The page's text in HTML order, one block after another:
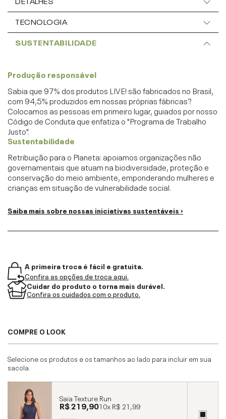
TECNOLOGIA
SUSTENTABILIDADE
Produção responsável
Sabia que 97% dos produtos LIVE! são fabricados no Brasil,
com 94,5% produzidos em nossas próprias fábricas?
Colocamos as pessoas em primeiro lugar, guiados por nosso
Código de Conduta que enfatiza o "Programa de Trabalho
Justo".
Sustentabilidade
Retribuição para o Planeta: apoiamos organizações não
governamentais que atuam na biodiversidade, proteção e
conservação do meio ambiente, emponderando mulheres e
crianças em situação de vulnerabilidade social.
Saiba mais sobre nossas iniciativas sustentáveis ›
A primeira troca é fácil e gratuita.
Confira as opções de troca aqui.
Cuidar do produto o torna mais durável.
Confira os cuidados com o produto.
COMPRE O LOOK
Selecione os produtos e os tamanhos ao lado para incluir em sua
sacola.
Saia Texture Run
R$ 219,9010xR$ 21,99